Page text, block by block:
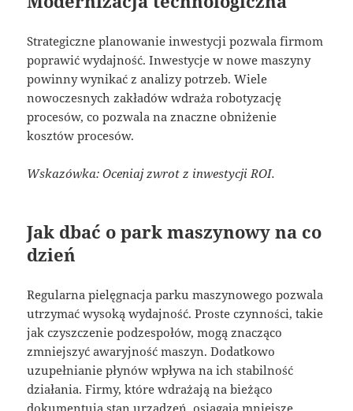
Strategiczne planowanie inwestycji pozwala firmom
poprawić wydajność. Inwestycje w nowe maszyny
powinny wynikać z analizy potrzeb. Wiele
nowoczesnych zakładów wdraża robotyzację
procesów, co pozwala na znaczne obniżenie
kosztów procesów.
Wskazówka: Oceniaj zwrot z inwestycji ROI.
Jak dbać o park maszynowy na co
dzień
Regularna pielęgnacja parku maszynowego pozwala
utrzymać wysoką wydajność. Proste czynności, takie
jak czyszczenie podzespołów, mogą znacząco
zmniejszyć awaryjność maszyn. Dodatkowo
uzupełnianie płynów wpływa na ich stabilność
działania. Firmy, które wdrażają na bieżąco